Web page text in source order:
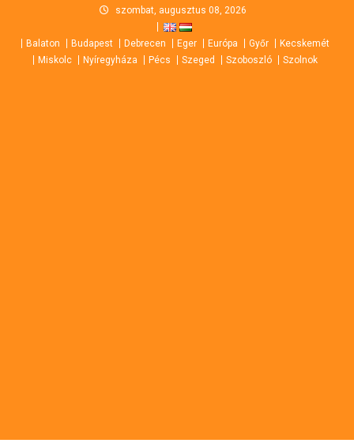
content
szombat, augusztus 08, 2026
Balaton Budapest Debrecen Eger Európa Győr
Kecskemét
Miskolc
Nyíregyháza Pécs Szeged Szoboszló Szolnok